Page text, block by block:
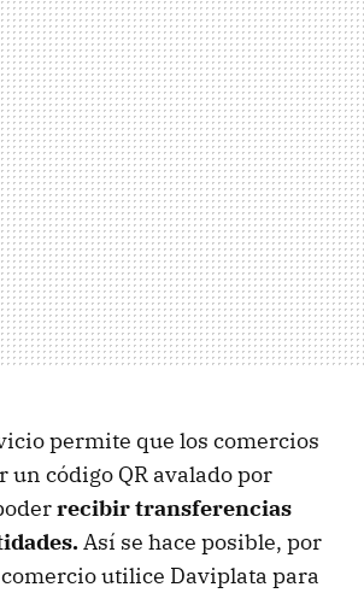
permite que los comercios
un código QR avalado por
recibir transferencias
Así se hace posible, por
utilice Daviplata para